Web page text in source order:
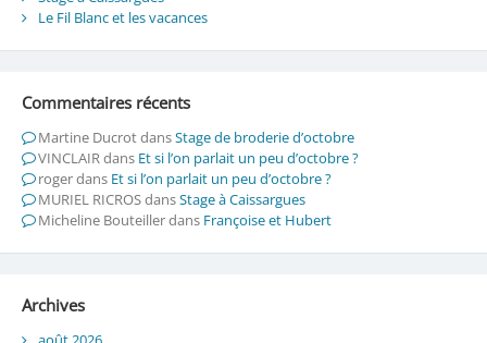
Le Fil Blanc et les vacances
Commentaires récents
Martine DucrotdansStage de broderie d’octobre
VINCLAIRdans Et si l’on parlait un peu d’octobre ?
rogerdans Et si l’on parlait un peu d’octobre ?
MURIEL RICROSdansStage à Caissargues
Micheline Bouteillerdans Françoise et Hubert
Archives